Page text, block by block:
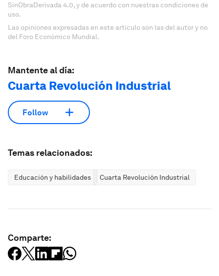
SinObraDerivada 4.0, y de acuerdo con nuestras condiciones de
uso.
Las opiniones expresadas en este artículo son las del autor y no
del Foro Económico Mundial.
Mantente al día:
Cuarta Revolución Industrial
Follow
Temas relacionados:
Educación y habilidades Cuarta Revolución Industrial
Comparte: